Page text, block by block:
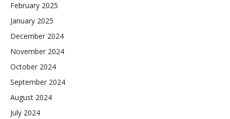
February 2025
January 2025
December 2024
November 2024
October 2024
September 2024
August 2024
July 2024